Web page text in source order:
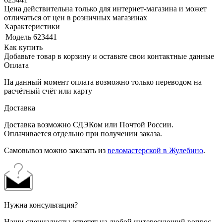
Цена действительна только для интернет-магазина и может
отличаться от цен в розничных магазинах
Характеристики
Модель 623441
Как купить
Добавьте товар в корзину и оставьте свои контактные данные
Оплата
На данный момент оплата возможно только переводом на
расчётный счёт или карту
Доставка
Доставка возможно СДЭКом или Почтой России.
Оплачивается отдельно при получении заказа.
Самовывоз можно заказать из веломастерской в Жулебино.
Нужна консультация?